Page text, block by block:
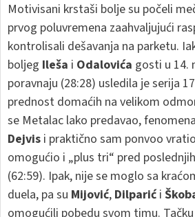
Motivisani krstaši bolje su počeli
prvog poluvremena zaahvaljujući
kontrolisali dešavanja na parketu.
boljeg Ileša i Odalovića gosti u 14.
poravnaju (28:28) usledila je serija
prednost domaćih na velikom
se Metalac lako predavao,
Dejvis i praktično sam ponvoo
omogućio i „plus tri“ pred
(62:59). Ipak, nije se moglo sa
duela, pa su Mijović, Dilparići
omogućili pobedu svom timu.